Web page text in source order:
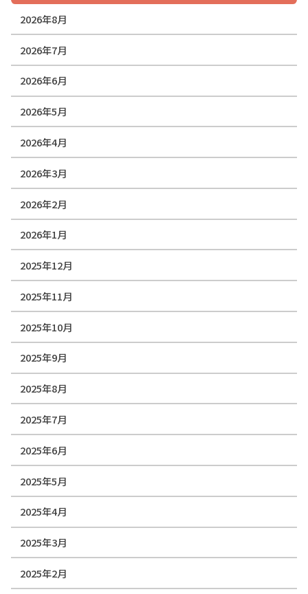
2026年8月
2026年7月
2026年6月
2026年5月
2026年4月
2026年3月
2026年2月
2026年1月
2025年12月
2025年11月
2025年10月
2025年9月
2025年8月
2025年7月
2025年6月
2025年5月
2025年4月
2025年3月
2025年2月